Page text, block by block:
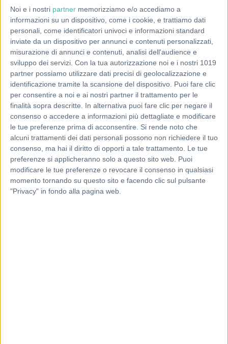
Noi e i nostri partner memorizziamo e/o accediamo a
informazioni su un dispositivo, come i cookie, e trattiamo dati
personali, come identificatori univoci e informazioni standard
inviate da un dispositivo per annunci e contenuti personalizzati,
misurazione di annunci e contenuti, analisi dell'audience e
sviluppo dei servizi. Con la tua autorizzazione noi e i nostri 1019
partner possiamo utilizzare dati precisi di geolocalizzazione e
identificazione tramite la scansione del dispositivo. Puoi fare clic
per consentire a noi e ai nostri partner il trattamento per le
finalità sopra descritte. In alternativa puoi fare clic per negare il
consenso o accedere a informazioni più dettagliate e modificare
le tue preferenze prima di acconsentire.
Si rende noto che
alcuni trattamenti dei dati personali possono non richiedere il tuo
consenso, ma hai il diritto di opporti a tale trattamento. Le tue
preferenze si applicheranno solo a questo sito web. Puoi
modificare le tue preferenze o revocare il consenso in qualsiasi
momento tornando su questo sito e facendo clic sul pulsante
"Privacy" in fondo alla pagina web.